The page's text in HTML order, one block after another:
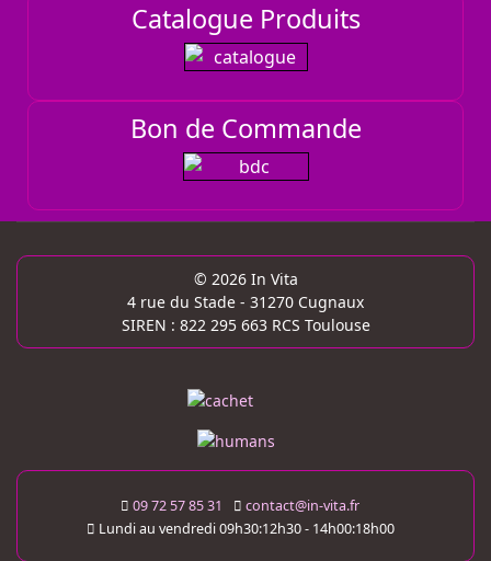
Catalogue Produits
Bon de Commande
© 2026 In Vita
4 rue du Stade - 31270 Cugnaux
SIREN : 822 295 663 RCS Toulouse
09 72 57 85 31
contact@in-vita.fr
Lundi au vendredi 09h30:12h30 - 14h00:18h00